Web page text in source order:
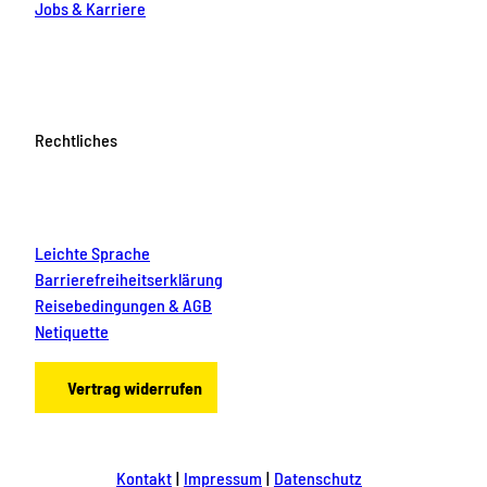
Jobs & Karriere
Rechtliches
Leichte Sprache
Barrierefreiheitserklärung
Reisebedingungen & AGB
Netiquette
Vertrag widerrufen
Kontakt Impressum Datenschutz